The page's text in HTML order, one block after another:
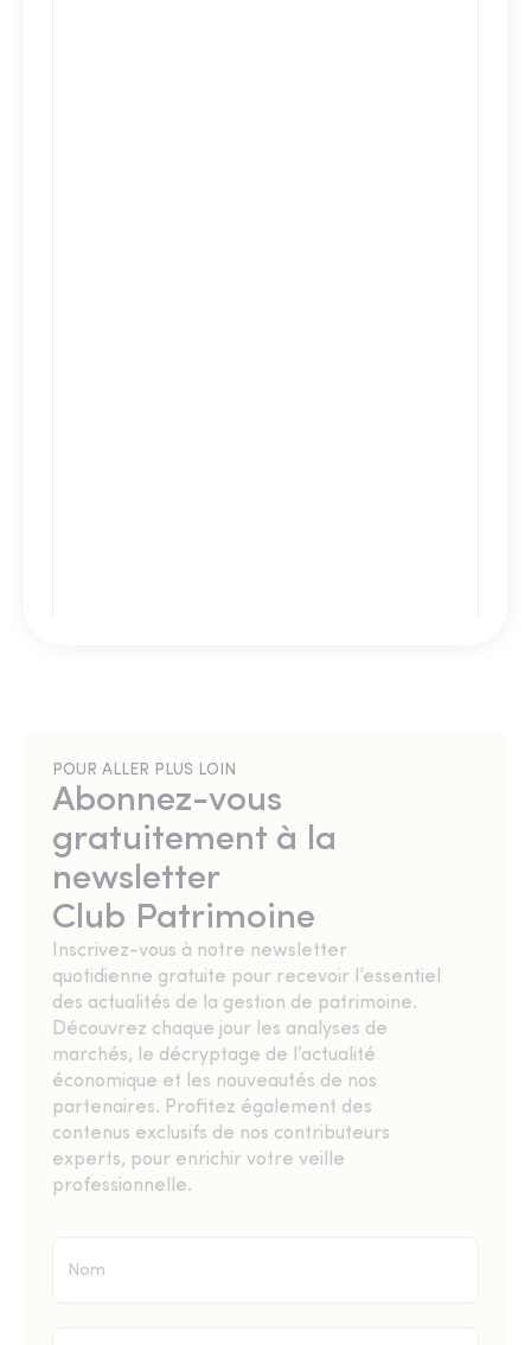
POUR ALLER PLUS LOIN
Abonnez-vous
gratuitement à la
newsletter
Club Patrimoine
Inscrivez-vous à notre newsletter
quotidienne gratuite pour recevoir l’essentiel
des actualités de la gestion de patrimoine.
Découvrez chaque jour les analyses de
marchés, le décryptage de l’actualité
économique et les nouveautés de nos
partenaires. Profitez également des
contenus exclusifs de nos contributeurs
experts, pour enrichir votre veille
professionnelle.